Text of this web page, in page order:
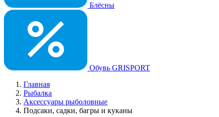
Блёсны
Обувь GRISPORT
Главная
Рыбалка
Аксессуары рыболовные
Подсаки, садки, багры и куканы